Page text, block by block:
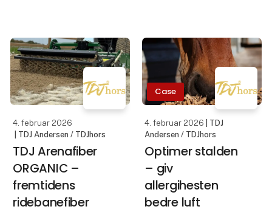
leveret direkte til
stalden!
Støvfrit og skånsomt for
luftvejene
• Lyst og friskt boksmiljø
•
𝗥𝗲𝗹𝗶𝗲𝗳.
Vi lod 19 hesteejere
teste vores tilsku
4. februar 2026
| TDJ Andersen / TDJhors
TDJ Arenafiber
ORGANIC –
fremtidens
ridebanefiber
Case
4. februar 2026
| TDJ
Andersen / TDJhors
Optimer stalden
– giv
allergihesten
bedre luft